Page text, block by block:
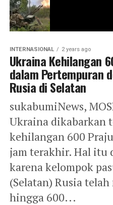
INTERNASIONAL 2 years ago
Ukraina Kehilangan
dalam Pertempuran
Rusia di Selatan
sukabumiNews,
Ukraina dikabarkan
kehilangan 600
jam terakhir. Hal itu
karena kelompok
(Selatan) Rusia
hingga 600...